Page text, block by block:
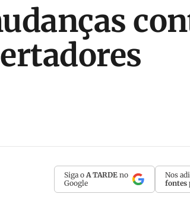
Siga o A TARDE no
Google
Nos
fontes